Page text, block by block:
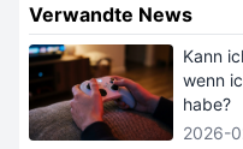
Verwandte News
Kann
wenn
habe?
2026-